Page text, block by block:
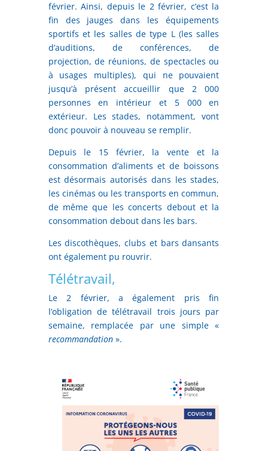
février. Ainsi, depuis le 2 février, c’est la
fin des jauges dans les équipements
sportifs et les salles de type L (les salles
d’auditions, de conférences, de
projection, de réunions, de spectacles ou
à usages multiples), qui ne pouvaient
jusqu’à présent accueillir que 2 000
personnes en intérieur et 5 000 en
extérieur. Les stades, notamment, vont
donc pouvoir à nouveau se remplir.
Depuis le 15 février, la vente et la
consommation d’aliments et de boissons
est désormais autorisés dans les stades,
les cinémas ou les transports en commun,
de même que les concerts debout et la
consommation debout dans les bars.
Les discothèques, clubs et bars dansants
ont également pu rouvrir.
Télétravail,
Le 2 février, a également pris fin
l’obligation de télétravail trois jours par
semaine, remplacée par une simple «
recommandation ».